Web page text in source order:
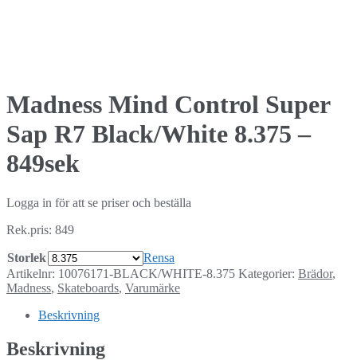
Madness Mind Control Super
Sap R7 Black/White 8.375 –
849sek
Logga in för att se priser och beställa
Rek.pris: 849
Storlek
Rensa
Artikelnr: 10076171-BLACK/WHITE-8.375 Kategorier: Brädor,
Madness, Skateboards, Varumärke
Beskrivning
Beskrivning